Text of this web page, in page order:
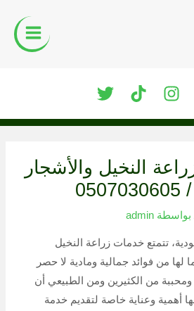
النخيل والأشجار
بواسطة admin
تتمتع خدمات زراعة النخيل
لها من فوائد جمالية ومادية لا حصر
من الكثيرين ومن الطبيعي أن
أهمية وعناية خاصة لتقديم خدمة